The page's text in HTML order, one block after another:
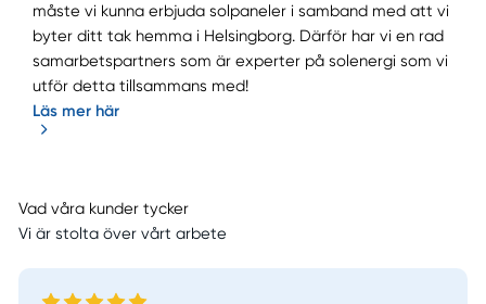
måste vi kunna erbjuda solpaneler i samband med att vi
byter ditt tak hemma i Helsingborg. Därför har vi en rad
samarbetspartners som är experter på solenergi som vi
utför detta tillsammans med!
Läs mer här
Vad våra kunder tycker
Vi är stolta över vårt arbete